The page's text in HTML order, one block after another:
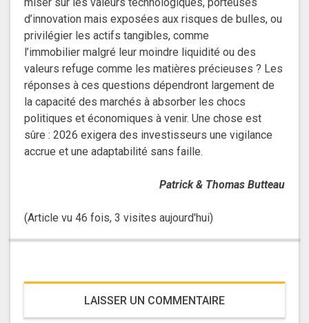
miser sur les valeurs technologiques, porteuses
d’innovation mais exposées aux risques de bulles, ou
privilégier les actifs tangibles, comme
l’immobilier malgré leur moindre liquidité ou des
valeurs refuge comme les matières précieuses ? Les
réponses à ces questions dépendront largement de
la capacité des marchés à absorber les chocs
politiques et économiques à venir. Une chose est
sûre : 2026 exigera des investisseurs une vigilance
accrue et une adaptabilité sans faille.
Patrick & Thomas Butteau
(Article vu 46 fois, 3 visites aujourd'hui)
LAISSER UN COMMENTAIRE